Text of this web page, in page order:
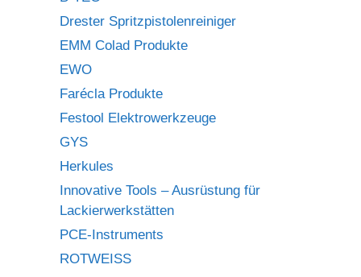
Drester Spritzpistolenreiniger
EMM Colad Produkte
EWO
Farécla Produkte
Festool Elektrowerkzeuge
GYS
Herkules
Innovative Tools – Ausrüstung für
Lackierwerkstätten
PCE-Instruments
ROTWEISS